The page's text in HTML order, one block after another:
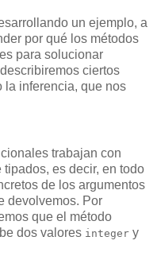
un ejemplo, a
por qué los métodos
para solucionar
ciertos
la inferencia, que nos
trabajan con
tipados, es decir, en todo
de los argumentos
devolvemos. Por
que el método
dos valores integer y